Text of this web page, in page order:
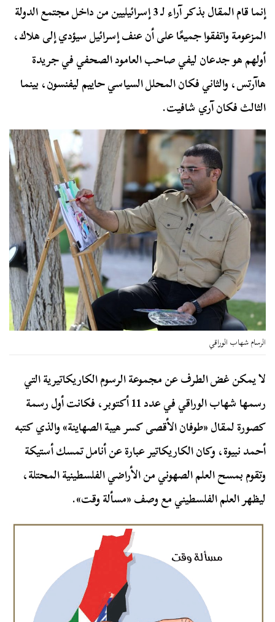
إنما قام المقال بذكر آراء لـ 3 إسرائيليين من داخل مجتمع الدولة
المزعومة واتفقوا جميعًا على أن عنف إسرائيل سيؤدي إلى هلاك،
أولهم هو جدعان ليفي صاحب العامود الصحفي في جريدة
هاآرتس، والثاني فكان المحلل السياسي حاييم ليفنسون،بينما
الثالث فكان آري شافيت.
الرسام شهاب الوراقي
لا يمكن غض الطرف عن مجموعة الرسوم الكاريكاتيرية التي
رسمها شهاب الوراقي في عدد 11 أكتوبر، فكانت أول رسمة
كصورة لمقال «طوفان الأقصى كسر هيبة الصهاينة» والذي كتبه
أحمد نبيوة، وكان الكاريكاتير عبارة عن أنامل تمسك أستيكة
وتقوم بمسح العلم الصهوني من الأراضي الفلسطينية المحتلة،
ليظهر العلم الفلسطيني مع وصف «مسألة وقت».